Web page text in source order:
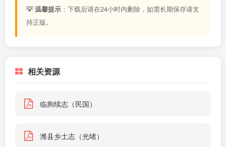
💡 温馨提示 ：下载后请在24小时内删除，如需长期保存请支
持正版。
相关资源
临朐续志（民国）
潍县乡土志（光绪）